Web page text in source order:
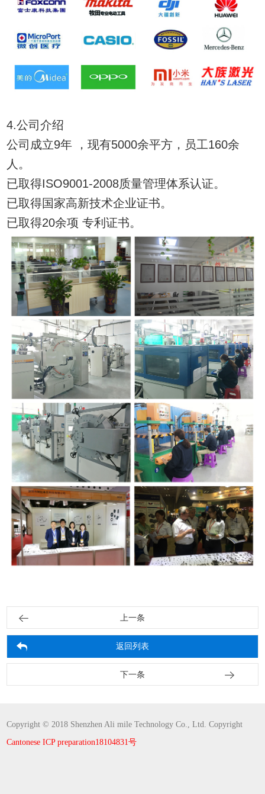
4.公司介绍
公司成立9年 ，现有5000余平方，员工160余
人。
已取得ISO9001-2008质量管理体系认证。
已取得国家高新技术企业证书。
已取得20余项 专利证书。
上一条
返回列表
下一条
Copyright © 2018 Shenzhen Ali mile Technology Co., Ltd. Copyright
Cantonese ICP preparation18104831号